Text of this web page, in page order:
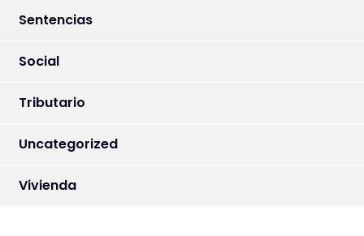
Sentencias
Social
Tributario
Uncategorized
Vivienda